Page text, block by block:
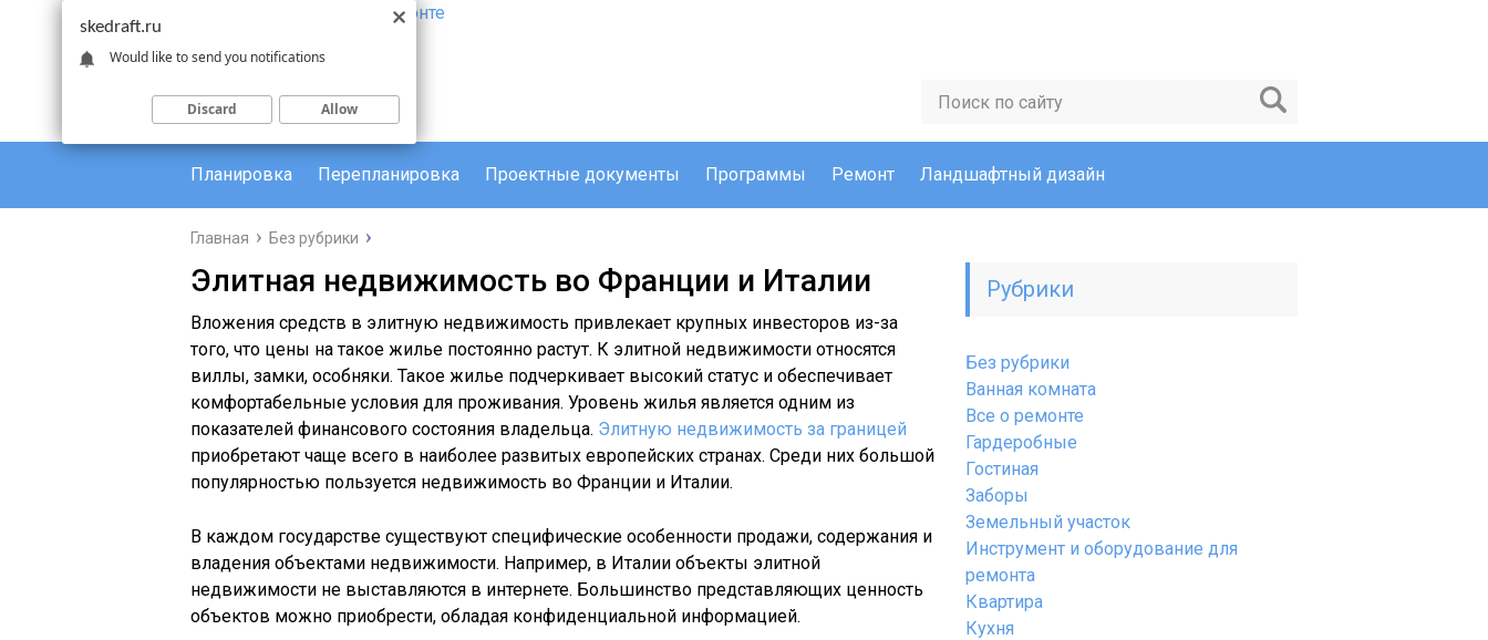
Планировка Перепланировка Проектные документы Программы Ремонт Ландшафтный дизайн
Главная Без рубрики
Элитная недвижимость во Франции и Италии
Вложения средств в элитную недвижимость привлекает крупных инвесторов из-за
того, что цены на такое жилье постоянно растут. К элитной недвижимости относятся
виллы, замки, особняки. Такое жилье подчеркивает высокий статус и обеспечивает
комфортабельные условия для проживания. Уровень жилья является одним из
показателей финансового состояния владельца. Элитную недвижимость за границей
приобретают чаще всего в наиболее развитых европейских странах. Среди них большой
популярностью пользуется недвижимость во Франции и Италии.
В каждом государстве существуют специфические особенности продажи, содержания и
владения объектами недвижимости. Например, в Италии объекты элитной
недвижимости не выставляются в интернете. Большинство представляющих ценность
объектов можно приобрести, обладая конфиденциальной информацией.
Рубрики
Без рубрики
Ванная комната
Все о ремонте
Гардеробные
Гостиная
Заборы
Земельный участок
Инструмент и оборудование для
ремонта
Квартира
Кухня
skedraft.ru
Would like to send you notifications
Discard Allow